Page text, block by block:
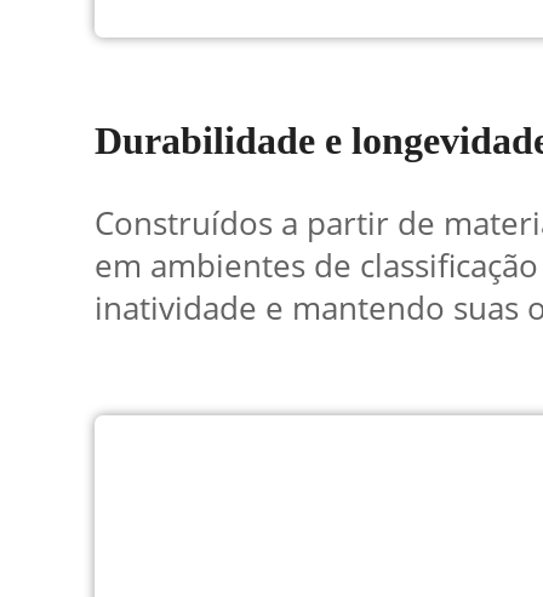
Durabilidade e
Construídos a partir de
em ambientes de
inatividade e mantendo suas